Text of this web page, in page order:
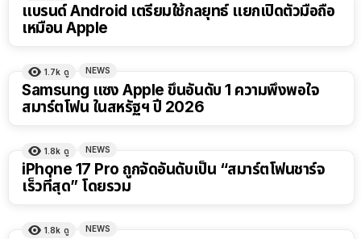
แบรนด์ Android เตรียมใช้กลยุทธ์ แยกเปิดตัวมือถือ
เหมือน Apple
1.7k ดู NEWS
Samsung แซง Apple ขึ้นอันดับ 1 ความพึงพอใจ
สมาร์ตโฟน ในสหรัฐฯ ปี 2026
1.8k ดู NEWS
iPhone 17 Pro ถูกจัดอันดับเป็น “สมาร์ตโฟนชาร์จ
เร็วที่สุด” โดยรวม
1.8k ดู NEWS